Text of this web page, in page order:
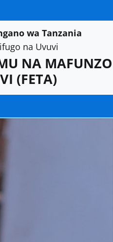
wa Tanzania
na Uvuvi
NA MAFUNZO
(FETA)